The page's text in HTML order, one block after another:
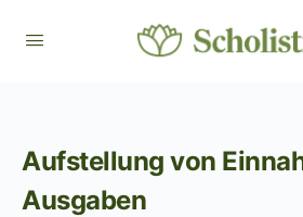
Aufstellung von
Ausgaben